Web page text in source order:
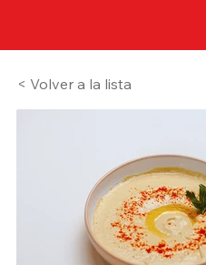
< Volver a la lista